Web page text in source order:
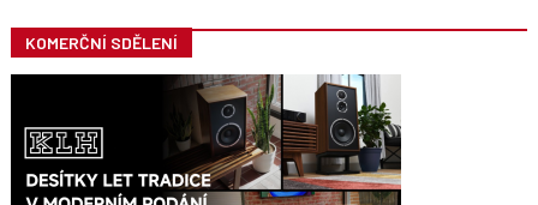
KOMERČNÍ SDĚLENÍ